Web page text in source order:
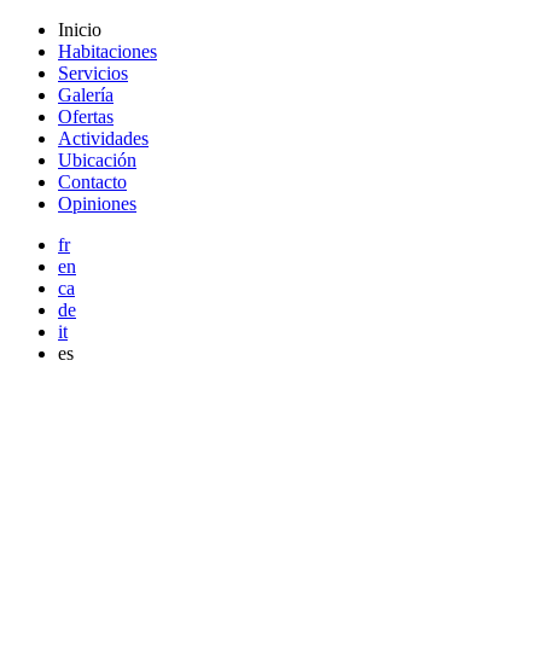
Inicio
Habitaciones
Servicios
Galería
Ofertas
Actividades
Ubicación
Contacto
Opiniones
fr
en
ca
de
it
es